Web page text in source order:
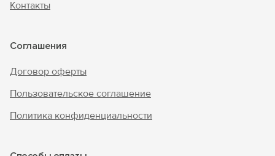
Контакты
Соглашения
Договор оферты
Пользовательское соглашение
Политика конфиденциальности